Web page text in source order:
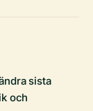
sista
och